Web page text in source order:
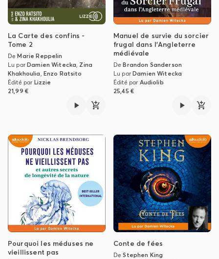
La Carte des confins -
Tome 2
DeMarie Reppelin
Lu parDamien Witecka Zina
Khakhoulia Enzo Ratsito
Édité par Lizzie
21,99 €
Manuel de survie du sorcier
frugal dans l'Angleterre
médiévale
DeBrandon Sanderson
Lu parDamien Witecka
Édité par Audiolib
25,45 €
Pourquoi les méduses ne
vieillissent pas
Conte de fées
DeStephen King